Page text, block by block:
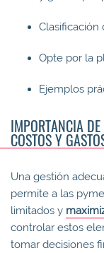
Clasificación
Opte por la
Ejemplos
IMPORTANCIA
COSTOS Y
Una gestión
permite a las
limitados y
controlar estos
tomar decisiones